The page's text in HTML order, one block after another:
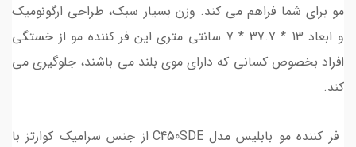
مو برای شما فراهم می کند. وزن بسیار سبک، طراحی ارگونومیک
و ابعاد 13 * 37.7 * 7 سانتی متری این فر کننده مو از خستگی
افراد بخصوص کسانی که دارای موی بلند می باشند، جلوگیری می
کند.
فر کننده مو بابلیس مدل C450SDE از جنس سرامیک کوارتز با